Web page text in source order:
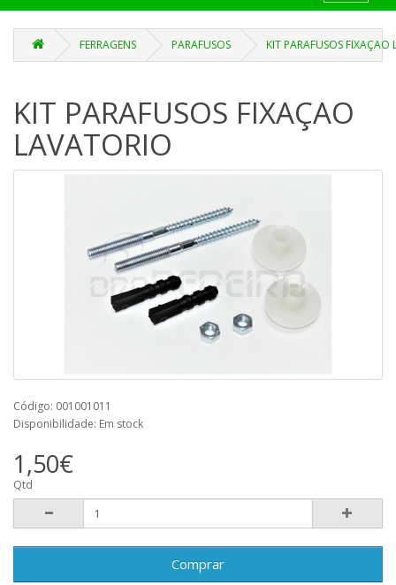
FERRAGENS PARAFUSOS KIT PARAFUSOS FIXAÇAO
KIT PARAFUSOS FIXAÇAO
LAVATORIO
Código: 001001011
Disponibilidade: Em stock
1,50€
Qtd
Comprar